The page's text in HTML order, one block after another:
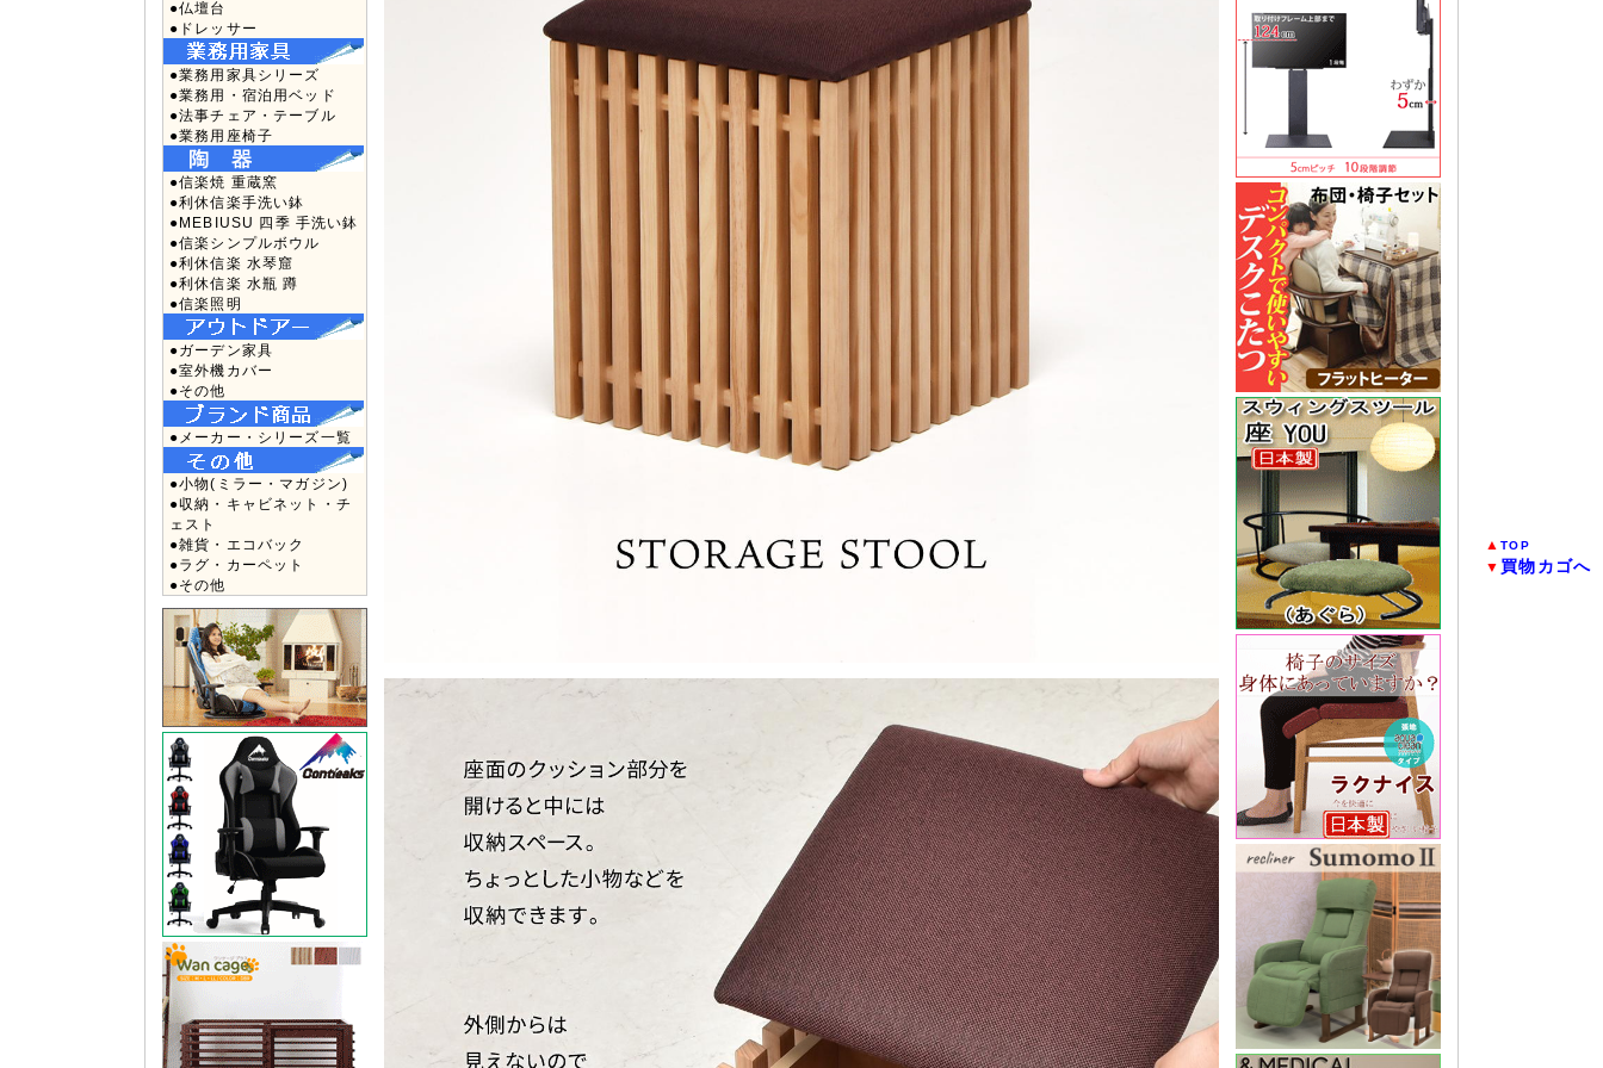
●仏壇台
●ドレッサー
●業務用家具シリーズ
●業務用・宿泊用ベッド
●法事チェア・テーブル
●業務用座椅子
●信楽焼 重蔵窯
●利休信楽手洗い鉢
●MEBIUSU 四季 手洗い鉢
●信楽シンプルボウル
●利休信楽 水琴窟
●利休信楽 水瓶 蹲
●信楽照明
●ガーデン家具
●室外機カバー
●その他
●メーカー・シリーズ一覧
●小物(ミラー・マガジン)
●収納・キャビネット・チ
ェスト
●雑貨・エコバック
●ラグ・カーペット
●その他
▲TOP
▼ 買物カゴへ